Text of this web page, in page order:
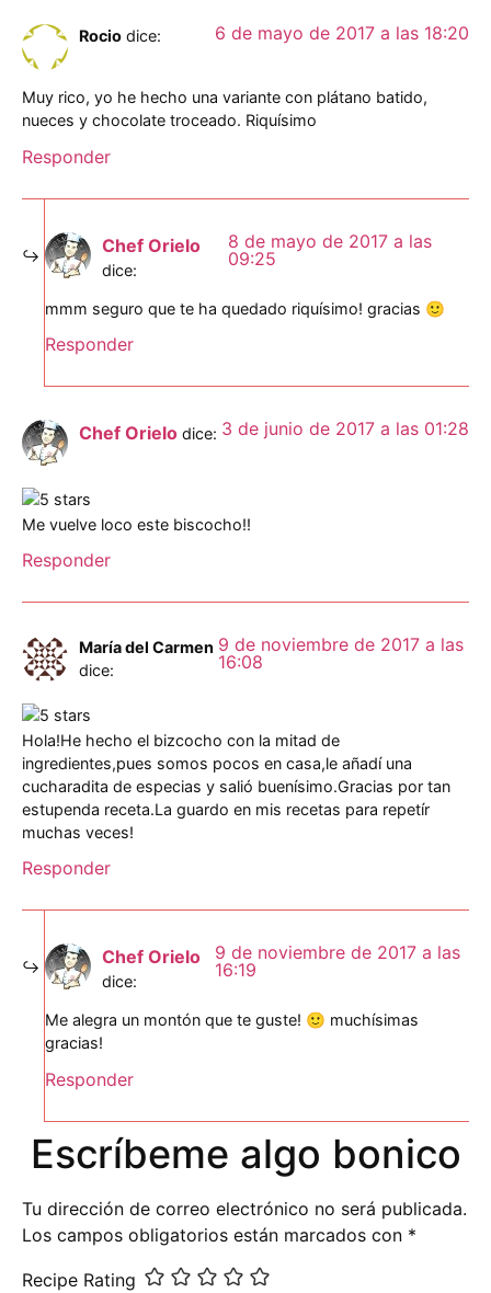
Rocio dice: 6 de mayo de 2017 a las 18:20
Muy rico, yo he hecho una variante con plátano batido,
nueces y chocolate troceado. Riquísimo
Responder
Chef Orielo
dice:
8 de mayo de 2017 a las
09:25
mmm seguro que te ha quedado riquísimo! gracias 🙂
Responder
Chef Orielo dice: 3 de junio de 2017 a las 01:28
Me vuelve loco este biscocho!!
Responder
María del Carmen
dice:
9 de noviembre de 2017 a las
16:08
Hola!He hecho el bizcocho con la mitad de
ingredientes,pues somos pocos en casa,le añadí una
cucharadita de especias y salió buenísimo.Gracias por tan
estupenda receta.La guardo en mis recetas para repetír
muchas veces!
Responder
Chef Orielo
dice:
9 de noviembre de 2017 a las
16:19
Me alegra un montón que te guste! 🙂 muchísimas
gracias!
Responder
Escríbeme algo bonico
Tu dirección de correo electrónico no será publicada.
Los campos obligatorios están marcados con *
Recipe Rating